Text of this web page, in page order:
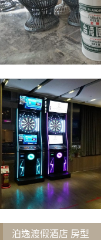
泊逸渡假酒店 房型